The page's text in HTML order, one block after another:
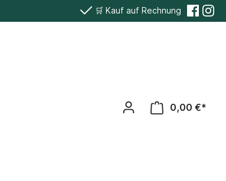
🛒 Kauf auf Rechnung
0,00 €*